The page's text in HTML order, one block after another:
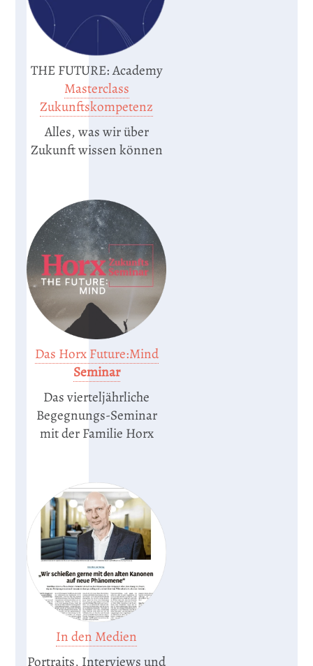
THE FUTURE: Academy
Masterclass
Zukunftskompetenz
Alles, was wir über
Zukunft wissen können
Das Horx Future:Mind
Seminar
Das vierteljährliche
Begegnungs-Seminar
mit der Familie Horx
In den Medien
Portraits, Interviews und